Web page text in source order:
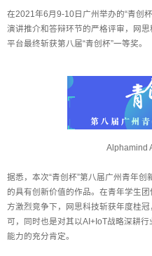
在2021年6月9-10日广州举办的“青创
演讲推介和答辩环节的严格评审，网
平台最终斩获第八届“青创杯”一等奖。
Alphamind
据悉，本次“青创杯”第八届广州青年
的具有创新价值的作品。在青年学生
方激烈竞争下，网思科技斩获年度桂
可，同时也是对其以AI+IoT战略深耕
能力的充分肯定。